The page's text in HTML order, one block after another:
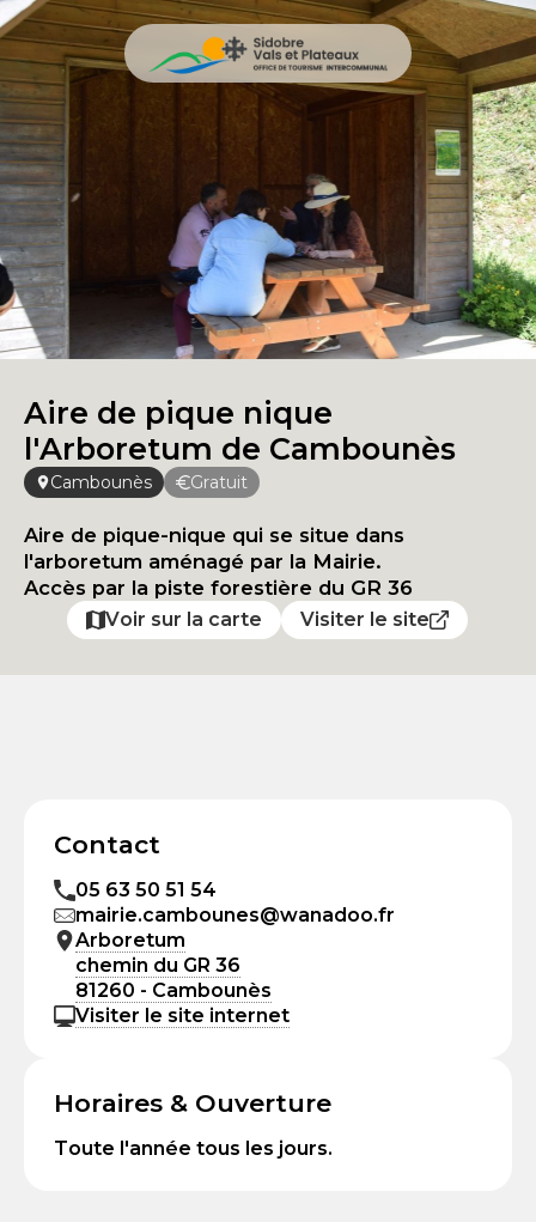
Aire de pique nique
l'Arboretum de Cambounès
Cambounès Gratuit
Aire de pique-nique qui se situe dans
l'arboretum aménagé par la Mairie.
Accès par la piste forestière du GR 36
Voir sur la carte Visiter le site
Contact
05 63 50 51 54
mairie.cambounes@wanadoo.fr
Arboretum
chemin du GR 36
81260 - Cambounès
Visiter le site internet
Horaires & Ouverture
Toute l'année tous les jours.